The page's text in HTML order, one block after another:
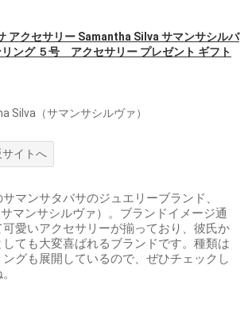
クセサリー Samantha Silva サマンサシルバ
リング ５号 アクセサリー プレゼント ギフト
Silva（サマンサシルヴァ）
サイトへ
マンサタバサのジュエリーブランド、
マンサシルヴァ）。ブランドイメージ通
可愛いアクセサリーが揃っており、彼氏か
ても大変喜ばれるブランドです。種類は
グも展開しているので、ぜひチェックし